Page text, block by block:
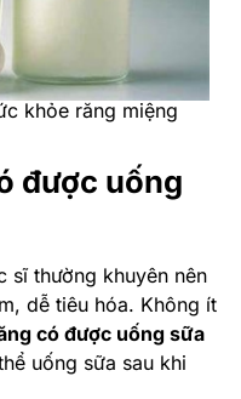
khỏe răng miệng
được uống
sĩ thường khuyên nên
dễ tiêu hóa. Không ít
có được uống sữa
uống sữa sau khi